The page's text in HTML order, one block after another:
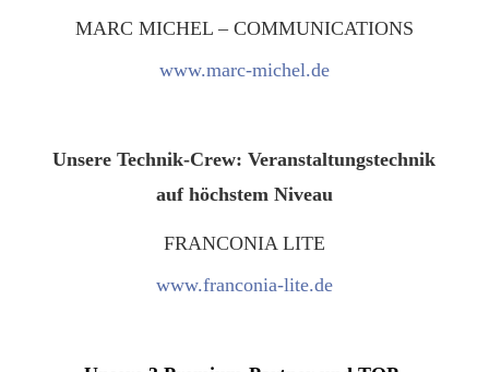
MARC MICHEL – COMMUNICATIONS
www.marc-michel.de
Unsere Technik-Crew: Veranstaltungstechnik
auf höchstem Niveau
FRANCONIA LITE
www.franconia-lite.de